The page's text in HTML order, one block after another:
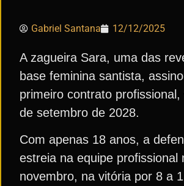
Gabriel Santana 12/12/2025
A zagueira Sara, uma das
base feminina santista,
primeiro contrato
de setembro de 2028.
Com apenas 18 anos, a
estreia na equipe profissional
novembro, na vitória por 8 a